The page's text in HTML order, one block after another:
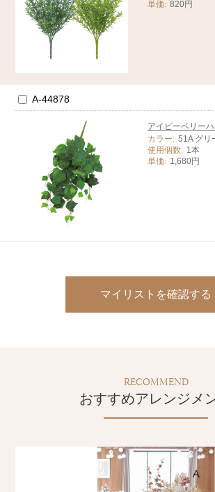
単価: 820円
A-44878
アイビーベリー
カラー: 51A グリ
使用個数: 1本
単価: 1,680円
マイリストを確認する
RECOMMEND
おすすめアレンジメ